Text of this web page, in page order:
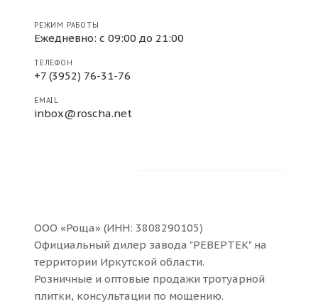
РЕЖИМ РАБОТЫ
Ежедневно: с 09:00 до 21:00
ТЕЛЕФОН
+7 (3952) 76-31-76
EMAIL
inbox@roscha.net
ООО «Роща» (ИНН: 3808290105)
Официальный дилер завода "РЕВЕРТЕК" на
территории Иркутской области.
Розничные и оптовые продажи тротуарной
плитки, консультации по мощению.